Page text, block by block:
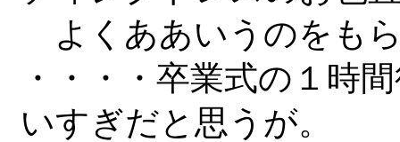
よくああいうのをも
・・・・卒業式の１時
いすぎだと思うが。